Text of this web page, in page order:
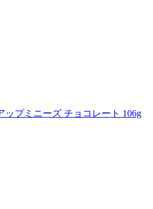
ップミニーズ チョコレート 106g